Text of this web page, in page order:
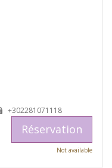
+302281071118
Réservation
Not available